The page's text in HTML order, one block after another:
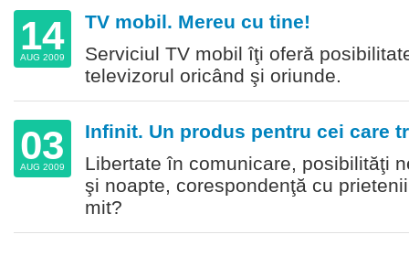
14
AUG 2009
TV mobil. Mereu cu tine!
Serviciul TV mobil îţi oferă
televizorul oricând şi oriunde.
03
AUG 2009
Infinit. Un produs pentru cei care
Libertate în comunicare, posibilităţi
şi noapte, corespondenţă cu
mit?